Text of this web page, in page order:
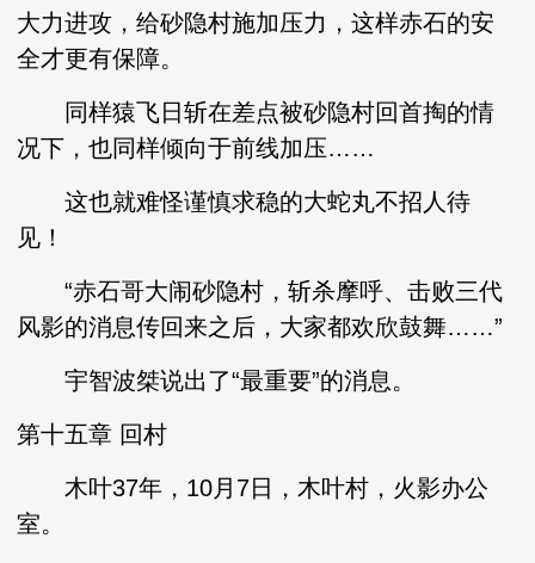
大力进攻，给砂隐村施加压力，这样赤石的安
全才更有保障。
同样猿飞日斩在差点被砂隐村回首掏的情
况下，也同样倾向于前线加压……
这也就难怪谨慎求稳的大蛇丸不招人待
见！
“赤石哥大闹砂隐村，斩杀摩呼、击败三代
风影的消息传回来之后，大家都欢欣鼓舞……”
宇智波桀说出了“最重要”的消息。
第十五章 回村
木叶37年，10月7日，木叶村，火影办公
室。